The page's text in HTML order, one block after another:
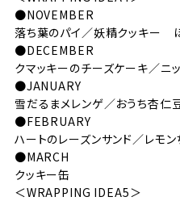
●NOVEMBER
落ち葉のパイ／妖精クッキー
●DECEMBER
クマッキーのチーズケーキ／ニ
●JANUARY
雪だるまメレンゲ／おうち杏
●FEBRUARY
ハートのレーズンサンド／レモ
●MARCH
クッキー缶
＜WRAPPING IDEA5＞